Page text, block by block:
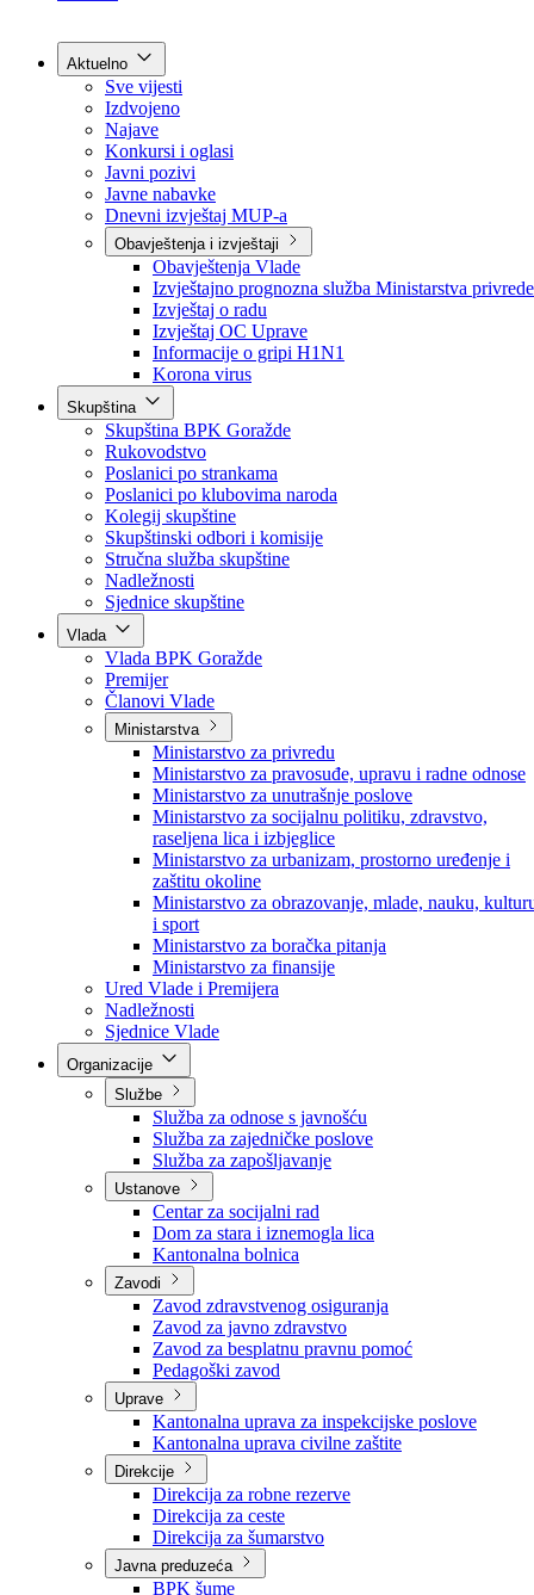
Kontakt
Aktuelno
Sve vijesti
Izdvojeno
Najave
Konkursi i oglasi
Javni pozivi
Javne nabavke
Dnevni izvještaj MUP-a
Obavještenja i izvještaji
Obavještenja Vlade
Izvještajno prognozna služba Ministarstva privrede
Izvještaj o radu
Izvještaj OC Uprave
Informacije o gripi H1N1
Korona virus
Skupština
Skupština BPK Goražde
Rukovodstvo
Poslanici po strankama
Poslanici po klubovima naroda
Kolegij skupštine
Skupštinski odbori i komisije
Stručna služba skupštine
Nadležnosti
Sjednice skupštine
Vlada
Vlada BPK Goražde
Premijer
Članovi Vlade
Ministarstva
Ministarstvo za privredu
Ministarstvo za pravosuđe, upravu i radne odnose
Ministarstvo za unutrašnje poslove
Ministarstvo za socijalnu politiku, zdravstvo,
raseljena lica i izbjeglice
Ministarstvo za urbanizam, prostorno uređenje i
zaštitu okoline
Ministarstvo za obrazovanje, mlade, nauku,
i sport
Ministarstvo za boračka pitanja
Ministarstvo za finansije
Ured Vlade i Premijera
Nadležnosti
Sjednice Vlade
Službe
Služba za odnose s javnošću
Služba za zajedničke poslove
Služba za zapošljavanje
Ustanove
Centar za socijalni rad
Dom za stara i iznemogla lica
Kantonalna bolnica
Zavodi
Zavod zdravstvenog osiguranja
Zavod za javno zdravstvo
Zavod za besplatnu pravnu pomoć
Pedagoški zavod
Uprave
Kantonalna uprava za inspekcijske poslove
Kantonalna uprava civilne zaštite
Direkcije
Direkcija za robne rezerve
Direkcija za ceste